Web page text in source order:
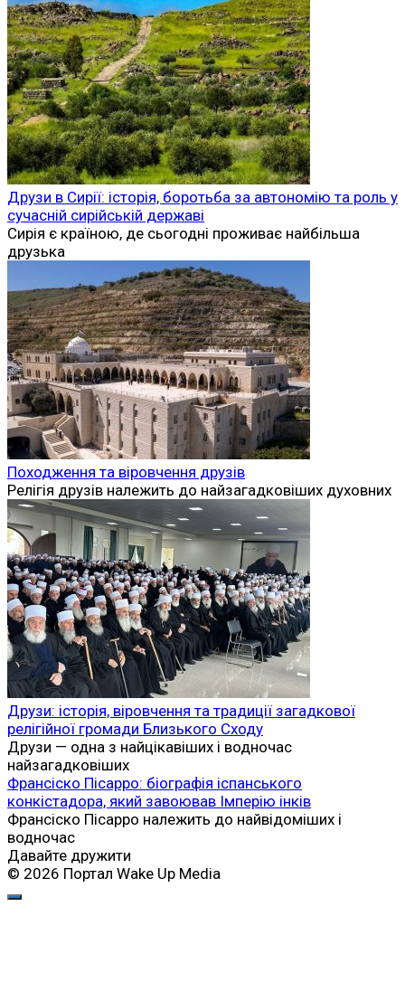
Друзи в Сирії: історія, боротьба за автономію та роль у
сучасній сирійській державі
Сирія є країною, де сьогодні проживає найбільша
друзька
Походження та віровчення друзів
Релігія друзів належить до найзагадковіших духовних
Друзи: історія, віровчення та традиції загадкової
релігійної громади Близького Сходу
Друзи — одна з найцікавіших і водночас
найзагадковіших
Франсіско Пісарро: біографія іспанського
конкістадора, який завоював Імперію інків
Франсіско Пісарро належить до найвідоміших і
водночас
Давайте дружити
© 2026 Портал Wake Up Media